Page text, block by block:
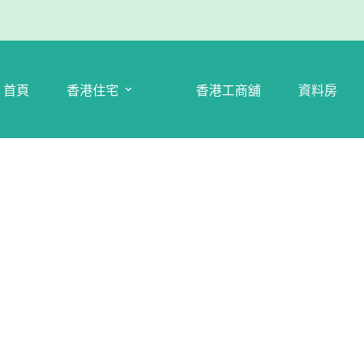
首頁 香港住宅 香港工商舖 資料房